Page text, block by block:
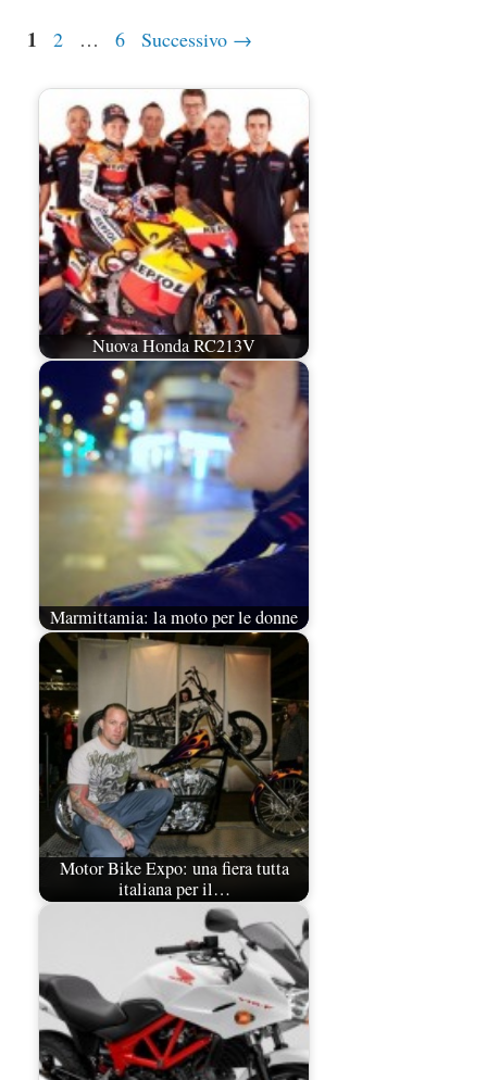
Pagina
1 Pagina
2 … Pagina
6 Successivo →
Nuova Honda RC213V
Marmittamia: la moto per le donne
Motor Bike Expo: una fiera tutta
italiana per il…